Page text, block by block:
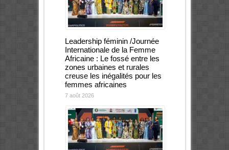
Leadership féminin /Journée
Internationale de la Femme
Africaine : Le fossé entre les
zones urbaines et rurales
creuse les inégalités pour les
femmes africaines
7 août 2026